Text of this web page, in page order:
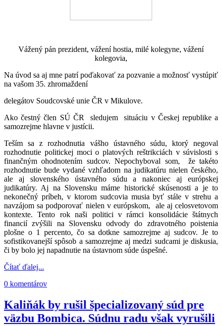
Vážený pán prezident, vážení hostia, milé kolegyne, vážení
kolegovia,
Na úvod sa aj mne patrí poďakovať za pozvanie a možnosť vystúpiť
na vašom 35. zhromaždení
delegátov Soudcovské unie ČR v Mikulove.
Ako čestný člen SÚ ČR sledujem situáciu v Českej republike a
samozrejme hlavne v justícii.
Teším sa z rozhodnutia vášho ústavného súdu, ktorý negoval
rozhodnutie politickej moci o platových reštrikciách v súvislosti s
finančným ohodnotením sudcov. Nepochyboval som, že takéto
rozhodnutie bude vydané vzhľadom na judikatúru nielen českého,
ale aj slovenského ústavného súdu a nakoniec aj európskej
judikatúry. Aj na Slovensku máme historické skúsenosti a je to
nekonečný príbeh, v ktorom sudcovia musia byť stále v strehu a
navzájom sa podporovať nielen v európskom, ale aj celosvetovom
kontexte. Tento rok naši politici v rámci konsolidácie štátnych
financií zvýšili na Slovensku odvody do zdravotného poistenia
plošne o 1 percento, čo sa dotkne samozrejme aj sudcov. Je to
sofistikovanejší spôsob a samozrejme aj medzi sudcami je diskusia,
či by bolo jej napadnutie na ústavnom súde úspešné.
Čítať ďalej...
0 komentárov
Kaliňák by rušil špecializovaný súd pre
väzbu Bombica. Súdnu radu však vyrušili